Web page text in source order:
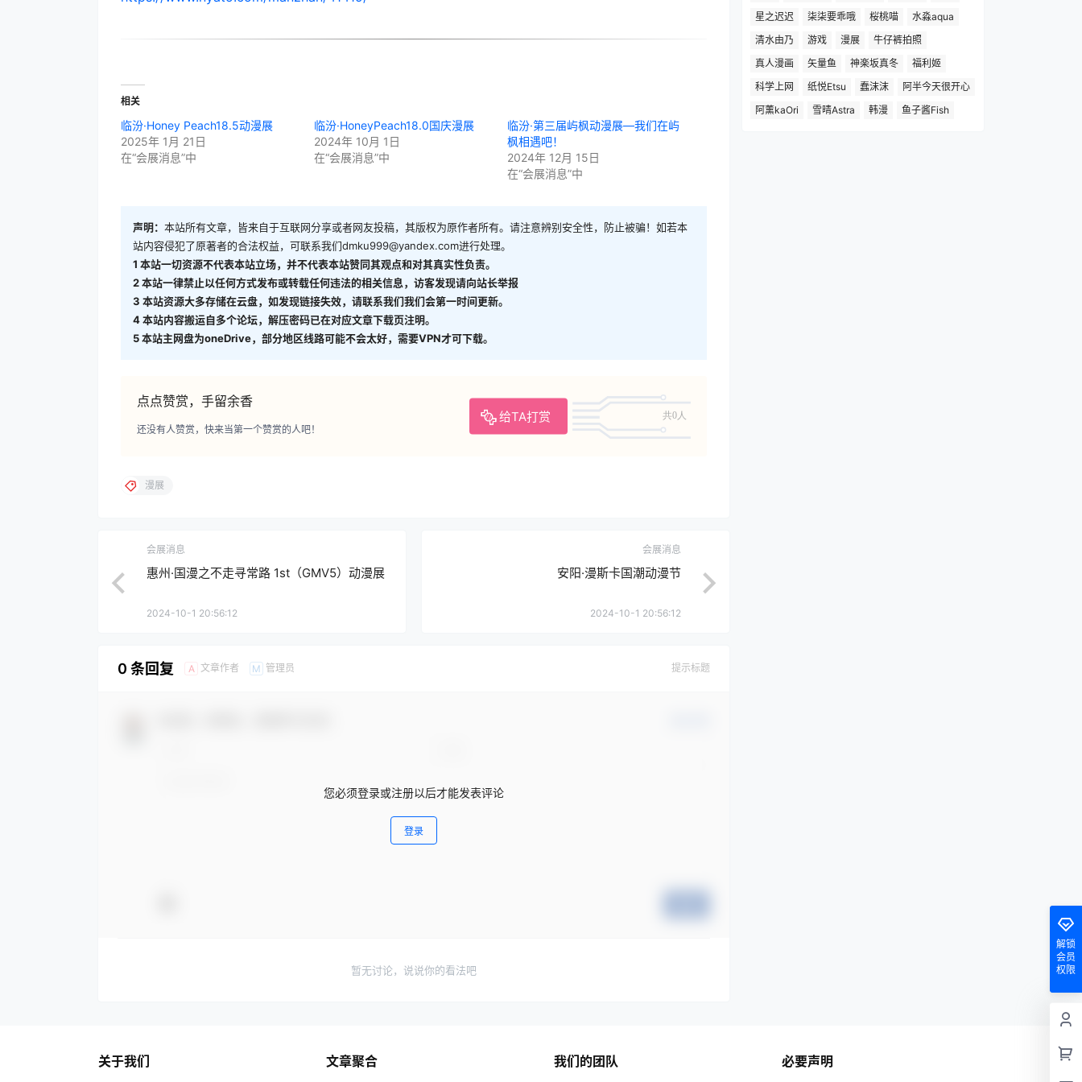
相关
临汾·Honey Peach18.5动漫展
2025年 1月 21日
在“会展消息”中
临汾·HoneyPeach18.0国庆漫展
2024年 10月 1日
在“会展消息”中
临汾·第三届屿枫动漫展—我们在屿
枫相遇吧！
2024年 12月 15日
在“会展消息”中
声明： 本站所有文章，皆来自于互联网分享或者网友投稿，其版权为原作者所有。请注意辨别安全性，防止被骗！如若本
站内容侵犯了原著者的合法权益，可联系我们dmku999@yandex.com进行处理。
1 本站一切资源不代表本站立场，并不代表本站赞同其观点和对其真实性负责。
2本站一律禁止以任何方式发布或转载任何违法的相关信息，访客发现请向站长举报
3 本站资源大多存储在云盘，如发现链接失效，请联系我们我们会第一时间更新。
4本站内容搬运自多个论坛，解压密码已在对应文章下载页注明。
5本站主网盘为oneDrive，部分地区线路可能不会太好，需要VPN才可下载。
点点赞赏，手留余香
给TA打赏 共0人
还没有人赞赏，快来当第一个赞赏的人吧！
漫展
会展消息
惠州·国漫之不走寻常路 1st（GMV5）动漫展
2024-10-1 20:56:12
会展消息
安阳·漫斯卡国潮动漫节
2024-10-1 20:56:12
0 条回复 A 文章作者 M 管理员 提示标题
您必须登录或注册以后才能发表评论
登录
暂无讨论，说说你的看法吧
星之迟迟 柒柒要乖哦 桜桃喵
水淼aqua
清水由乃
游戏 漫展
牛仔裤拍照
真人漫画
矢量鱼 神楽坂真冬
福利姬
科学上网
纸悦Etsu 蠢沫沫
阿半今天很开心
阿薰kaOri
雪晴Astra 韩漫 鱼子酱Fish
解锁
会员
权限
关于我们 文章聚合 我们的团队 必要声明